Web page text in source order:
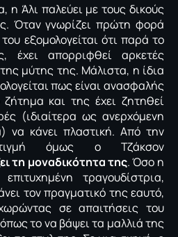
η Άλι παλεύει με τους δικούς
Όταν γνωρίζει πρώτη φορά
εξομολογείται ότι παρά το
έχει απορριφθεί αρκετές
μύτης της. Μάλιστα, η ίδια
πως είναι ανασφαλής
και της έχει ζητηθεί
(ιδιαίτερα ως ανερχόμενη
να κάνει πλαστική. Από την
όμως ο Τζάκσον
τη μοναδικότητα της. Όσο η
επιτυχημένη τραγουδίστρια,
τον πραγματικό της εαυτό,
σε απαιτήσεις του
το να βάψει τα μαλλιά της